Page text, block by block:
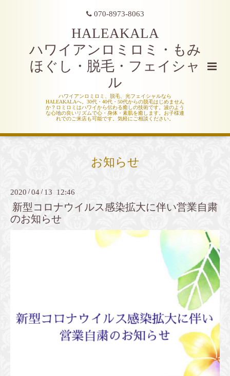
070-8973-8063
HALEAKALA
ハワイアンロミロミ・もみ
ほぐし・脱毛・フェイシャ
ル
ハワイアンロミロミ、脱毛、光フェイシャルなら
HALEAKALAへ。30代・40代・50代からの脱毛はじめません
か？ロミロミはハワイから伝わる癒しの技術です。波のよう
な心地の良いリズムで心・身体・素肌を癒します。お子様連
れでのご来店も可能です。気軽にご相談ください。
お知らせ
2020 /04 / 13 12:46
新型コロナウイルス感染拡大に伴い営業自粛
のお知らせ